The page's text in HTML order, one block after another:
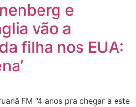
e
vão a
filha nos EUA:
FM “4 anos pra chegar a este